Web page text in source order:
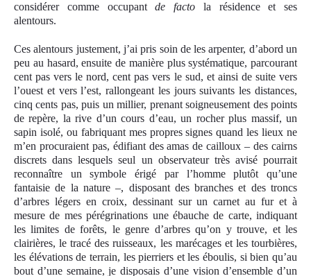
considérer comme occupantde facto la résidence et ses
alentours.
Ces alentours justement, j’ai pris soin de les arpenter, d’abord un
peu au hasard, ensuite de manière plus systématique, parcourant
cent pas vers le nord, cent pas vers le sud, et ainsi de suite vers
l’ouest et vers l’est, rallongeant les jours suivants les distances,
cinq cents pas, puis un millier, prenant soigneusement des points
de repère, la rive d’un cours d’eau, un rocher plus massif, un
sapin isolé, ou fabriquant mes propres signes quand les lieux ne
m’en procuraient pas, édifiant des amas de cailloux – des cairns
discrets dans lesquels seul un observateur très avisé pourrait
reconnaître un symbole érigé par l’homme plutôt qu’une
fantaisie de la nature –, disposant des branches et des troncs
d’arbres légers en croix, dessinant sur un carnet au fur et à
mesure de mes pérégrinations une ébauche de carte, indiquant
les limites de forêts, le genre d’arbres qu’on y trouve, et les
clairières, le tracé des ruisseaux, les marécages et les tourbières,
les élévations de terrain, les pierriers et les éboulis, si bien qu’au
bout d’une semaine, je disposais d’une vision d’ensemble d’un